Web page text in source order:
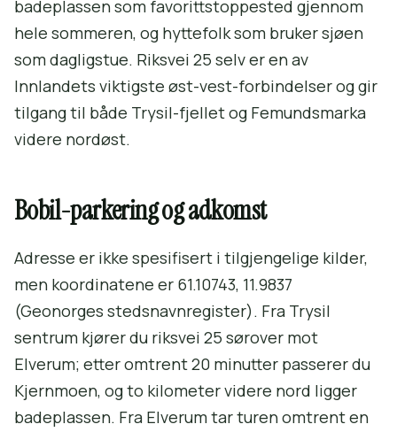
badeplassen som favorittstoppested gjennom
hele sommeren, og hyttefolk som bruker sjøen
som dagligstue. Riksvei 25 selv er en av
Innlandets viktigste øst-vest-forbindelser og gir
tilgang til både Trysil-fjellet og Femundsmarka
videre nordøst.
Bobil-parkering og adkomst
Adresse er ikke spesifisert i tilgjengelige kilder,
men koordinatene er 61.10743, 11.9837
(Geonorges stedsnavnregister). Fra Trysil
sentrum kjører du riksvei 25 sørover mot
Elverum; etter omtrent 20 minutter passerer du
Kjernmoen, og to kilometer videre nord ligger
badeplassen. Fra Elverum tar turen omtrent en